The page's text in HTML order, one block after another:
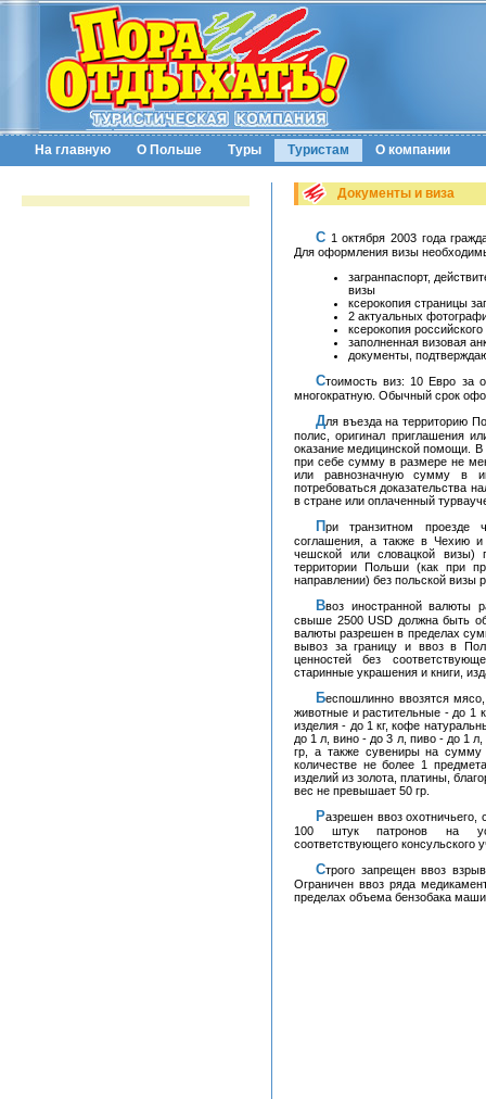
На главную О Польше Туры Туристам О компании
Документы и виза
С 1 октября 2003 года гражданам России для поездок в Польшу необходима виза.
Для оформления визы
загранпаспорт,
визы
ксерокопия страницы
2 актуальных
ксерокопия
заполненная визовая
документы,
Стоимость виз: 10 Евро за однократную визу, 16 Евро за двукратную, 50 Евро за
многократную. Обычный срок
Для въезда на территорию Польши необходимо иметь международный медицинский
полис, оригинал приглашения
оказание медицинской помощи. В
при себе сумму в размере не
или равнозначную сумму в
потребоваться доказательства
в стране или оплаченный
При транзитном проезде через территорию Польши в страны Шенгенского
соглашения, а также в Чехию и
чешской или словацкой
территории Польши (как при
направлении) без польской визы
Ввоз иностранной валюты разрешен без ограничений, но вся валюта на сумму
свыше 2500 USD должна быть
валюты разрешен в пределах
вывоз за границу и ввоз в
ценностей без
старинные украшения и книги,
Беспошлинно ввозятся мясо, рыба, мясо птицы и консервы из них - до 2 кг, жиры
животные и растительные - до 1
изделия - до 1 кг, кофе
до 1 л, вино - до 3 л, пиво - до 1
гр, а также сувениры на
количестве не более 1
изделий из золота, платины,
вес не превышает 50 гр.
Разрешен ввоз охотничьего, спортивного, огнестрельного либо газового оружия и до
100 штук патронов на
соответствующего консульского
Строго запрещен ввоз взрывчатых и радиоактивных веществ, ядов и наркотиков.
Ограничен ввоз ряда
пределах объема бензобака